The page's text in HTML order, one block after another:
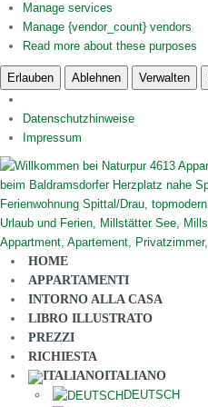
Manage services
Manage {vendor_count} vendors
Read more about these purposes
Erlauben Ablehnen Verwalten
Datenschutzhinweise
Impressum
HOME
APPARTAMENTI
INTORNO ALLA CASA
LIBRO ILLUSTRATO
PREZZI
RICHIESTA
ITALIANO
DEUTSCH